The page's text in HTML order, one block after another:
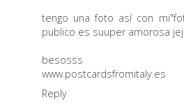
tengo una foto así con
publico es suuper amorosa
besosss
www.postcardsfromitaly.es
Reply